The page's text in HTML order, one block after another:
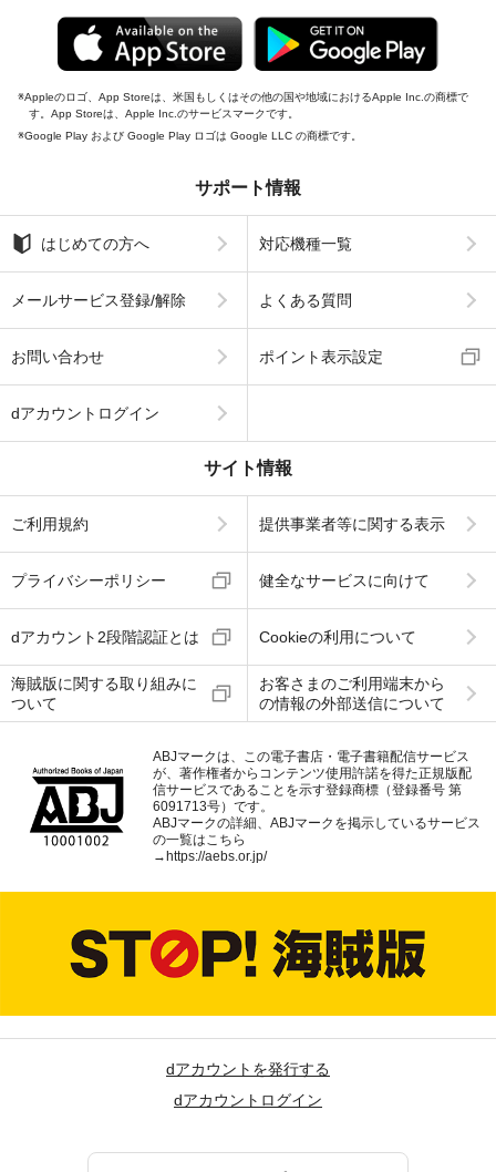
Appleのロゴ、App Storeは、米国もしくはその他の国や地域におけるApple Inc.の商標で
す。App Storeは、Apple Inc.のサービスマークです。
Google Play および Google Play ロゴは Google LLC の商標です。
サポート情報
はじめての方へ 対応機種一覧
メールサービス登録/解除 よくある質問
お問い合わせ ポイント表示設定
dアカウントログイン
サイト情報
ご利用規約 提供事業者等に関する表示
プライバシーポリシー 健全なサービスに向けて
dアカウント2段階認証とは Cookieの利用について
海賊版に関する取り組みに
ついて
お客さまのご利用端末から
の情報の外部送信について
ABJマークは、この電子書店・電子書籍配信サービス
が、著作権者からコンテンツ使用許諾を得た正規版配
信サービスであることを示す登録商標（登録番号 第
6091713号）です。
ABJマークの詳細、ABJマークを掲示しているサービス
の一覧はこちら
→ https://aebs.or.jp/
dアカウントを発行する
dアカウントログイン